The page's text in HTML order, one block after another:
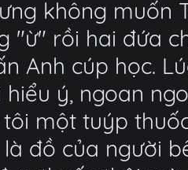
không muốn
"ừ" rồi hai đứa
Anh cúp học.
hiểu ý, ngoan
một tuýp
đồ của người